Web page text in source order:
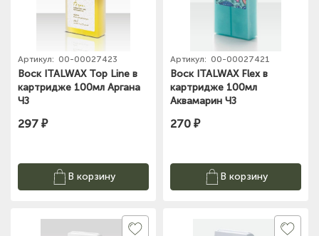
Артикул: 00-00027423
Воск ITALWAX Top Line в
картридже 100мл Аргана
ЧЗ
297 ₽
В корзину
Артикул: 00-00027421
Воск ITALWAX Flex в
картридже 100мл
Аквамарин ЧЗ
270 ₽
В корзину